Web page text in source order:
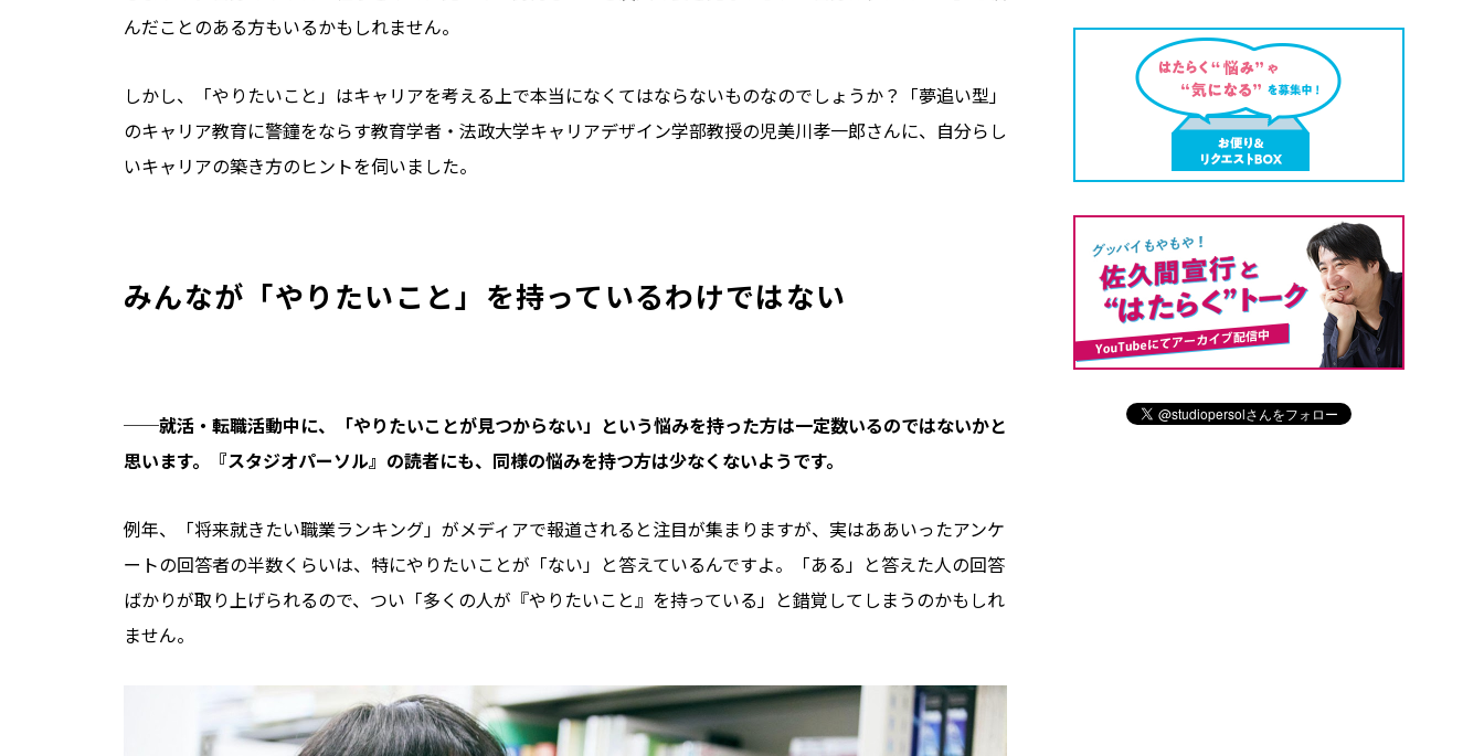
んだことのある方もいるかもしれません。
しかし、「やりたいこと」はキャリアを考える上で本当になくてはならないものなのでしょうか？「夢追い型」
のキャリア教育に警鐘をならす教育学者・法政大学キャリアデザイン学部教授の児美川孝一郎さんに、自分らし
いキャリアの築き方のヒントを伺いました。
みんなが「やりたいこと」を持っているわけではない
──就活・転職活動中に、「やりたいことが見つからない」という悩みを持った方は一定数いるのではないかと
思います。『スタジオパーソル』の読者にも、同様の悩みを持つ方は少なくないようです。
例年、「将来就きたい職業ランキング」がメディアで報道されると注目が集まりますが、実はああいったアンケ
ートの回答者の半数くらいは、特にやりたいことが「ない」と答えているんですよ。「ある」と答えた人の回答
ばかりが取り上げられるので、つい「多くの人が『やりたいこと』を持っている」と錯覚してしまうのかもしれ
ません。